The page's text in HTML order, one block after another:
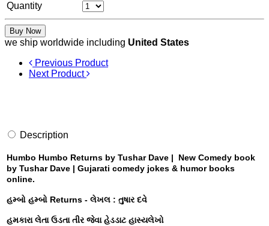
Quantity
Buy Now
we ship worldwide including United States
Previous Product
Next Product
Description
Humbo Humbo Returns by Tushar Dave | New Comedy book
by Tushar Dave | Gujarati comedy jokes & humor books
online.
હમ્બો હમ્બો Returns - લેખલ : તુષાર દવે
હમકારા લેતા ઉડતા તીર જેવા હેડડાટ હાસ્યલેખો